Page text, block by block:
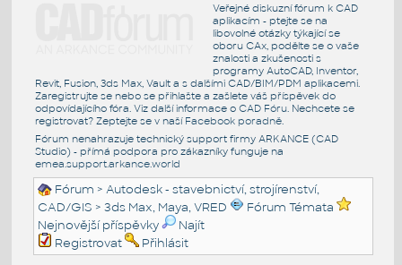
Veřejné diskuzní fórum k CAD
aplikacím - ptejte se na
libovolné otázky týkající se
oboru CAx, podělte se o vaše
znalosti a zkušenosti s
programy AutoCAD, Inventor,
Revit, Fusion, 3ds Max, Vault a s dalšími CAD/BIM/PDM aplikacemi.
Zaregistrujte se nebo se přihlašte a zašlete váš příspěvek do
odpovídajícího fóra. Viz další informace o CAD Fóru. Nechcete se
registrovat? Zeptejte se v naší Facebook poradně.
Fórum nenahrazuje technický support firmy ARKANCE (CAD
Studio) - přímá podpora pro zákazníky funguje na
emea.support.arkance.world
Fórum >Autodesk - stavebnictví, strojírenství,
CAD/GIS >3ds Max, Maya, VRED
Fórum Témata
Nejnovější příspěvky
Najít
Registrovat
Přihlásit